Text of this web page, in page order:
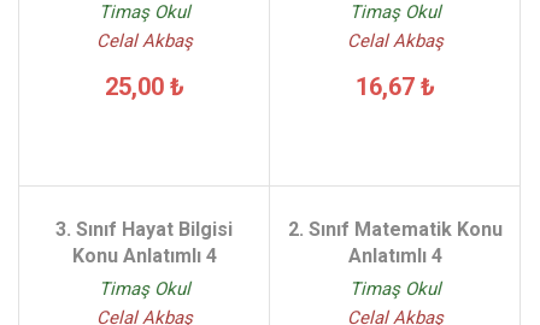
Timaş Okul
Celal Akbaş
25,00 ₺
Timaş Okul
Celal Akbaş
16,67 ₺
3. Sınıf Hayat Bilgisi
Konu Anlatımlı 4
Timaş Okul
Celal Akbaş
2. Sınıf Matematik Konu
Anlatımlı 4
Timaş Okul
Celal Akbaş